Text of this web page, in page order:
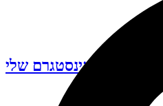
עקבו אחרי האינסטגרם שלי